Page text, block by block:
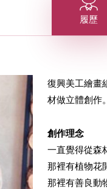
履歷
復興美工繪畫
材做立體創作。
創作理念
一直覺得從森
那裡有植物花
那裡有善良動